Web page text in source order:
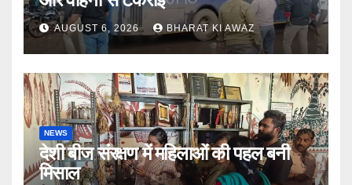
AUGUST 6, 2026 BHARAT KI AWAZ
NEWS
देशी बीज संरक्षण में महिलाओं की पहल बनी
मिसाल